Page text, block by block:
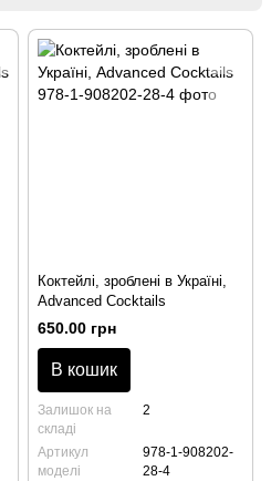
Коктейлі, зроблені в Україні,
Advanced Cocktails
650.00 грн
В кошик
Залишок на
складі
2
Артикул
моделі
978-1-908202-
28-4